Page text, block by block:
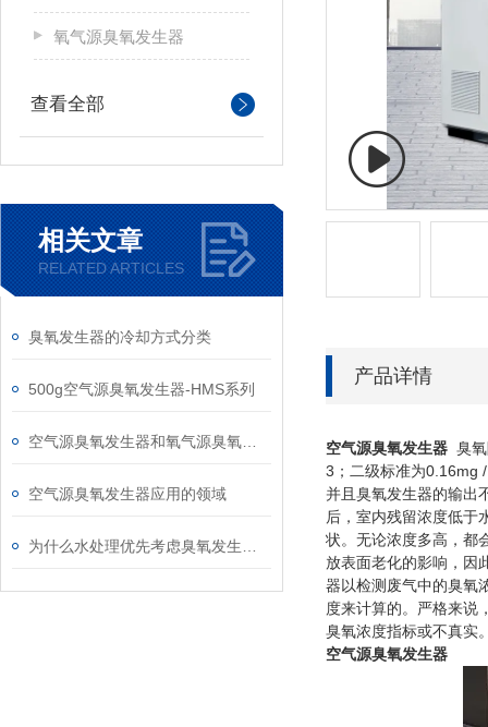
氧气源臭氧发生器
查看全部
相关文章
RELATED ARTICLES
臭氧发生器的冷却方式分类
500g空气源臭氧发生器-HMS系列
空气源臭氧发生器应用的领域
产品详情
空气源臭氧发生器 臭
3；二级标准为0.16mg
并且臭氧发生器的输出
后，室内残留浓度低于
状。无论浓度多高，都
放表面老化的影响，因
器以检测废气中的臭氧
度来计算的。严格来说
臭氧浓度指标或不真实
空气源臭氧发生器